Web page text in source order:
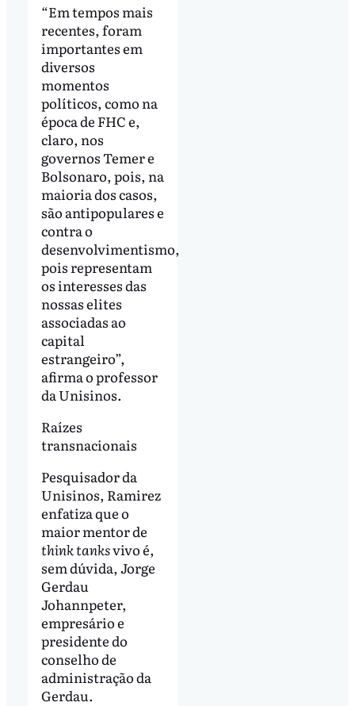
“Em tempos mais
recentes, foram
importantes em
diversos
momentos
políticos, como na
época de FHC e,
claro, nos
governos Temer e
Bolsonaro, pois, na
maioria dos casos,
são antipopulares e
contra o
desenvolvimentismo,
pois representam
os interesses das
nossas elites
associadas ao
capital
estrangeiro”,
afirma o professor
da Unisinos.
Raízes
transnacionais
Pesquisador da
Unisinos, Ramirez
enfatiza que o
maior mentor de
think tanksvivo é,
sem dúvida, Jorge
Gerdau
Johannpeter,
empresário e
presidente do
conselho de
administração da
Gerdau.